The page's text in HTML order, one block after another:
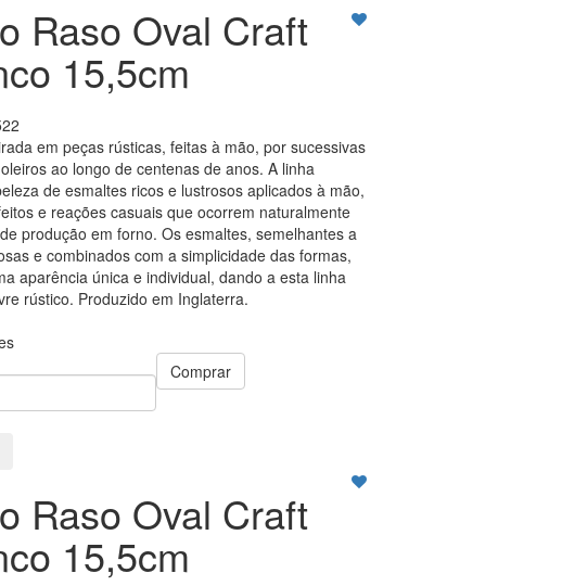
Raso Oval Craft
15,5cm
em peças rústicas, feitas à mão, por sucessivas
ao longo de centenas de anos. A linha
de esmaltes ricos e lustrosos aplicados à mão,
e reações casuais que ocorrem naturalmente
produção em forno. Os esmaltes, semelhantes a
e combinados com a simplicidade das formas,
aparência única e individual, dando a esta linha
rústico. Produzido em Inglaterra.
Comprar
Raso Oval Craft
15,5cm